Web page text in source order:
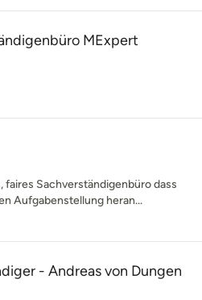
MExpert
Sachverständigenbüro dass
Aufgabenstellung heran...
- Andreas von Dungen